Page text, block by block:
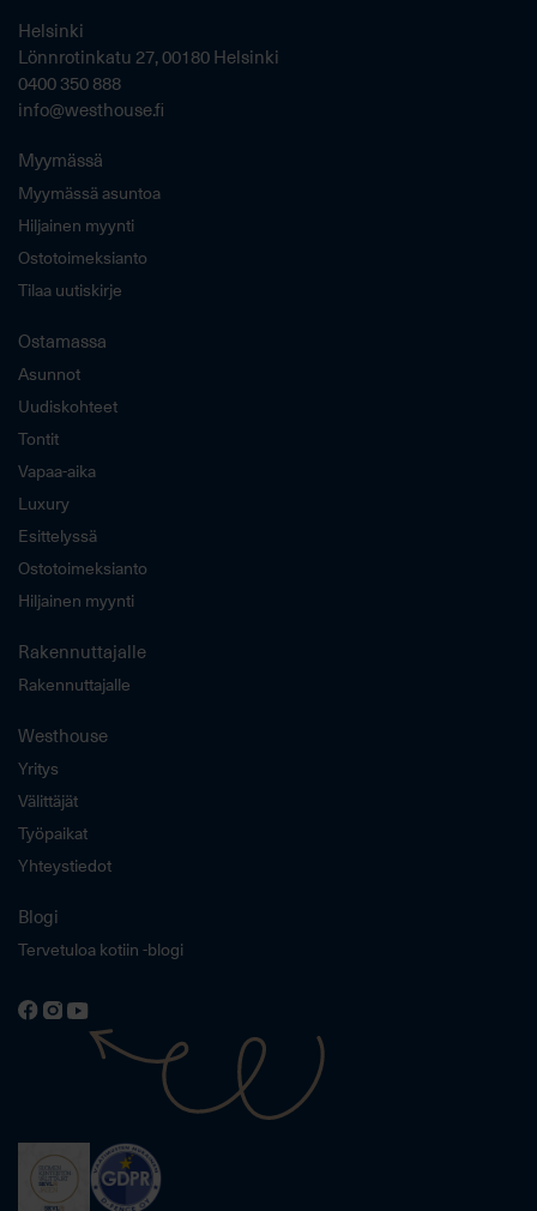
Helsinki
Lönnrotinkatu 27, 00180 Helsinki
0400 350 888
info@westhouse.fi
Myymässä
Myymässä asuntoa
Hiljainen myynti
Ostotoimeksianto
Tilaa uutiskirje
Ostamassa
Asunnot
Uudiskohteet
Tontit
Vapaa-aika
Luxury
Esittelyssä
Ostotoimeksianto
Hiljainen myynti
Rakennuttajalle
Rakennuttajalle
Westhouse
Yritys
Välittäjät
Työpaikat
Yhteystiedot
Blogi
Tervetuloa kotiin -blogi